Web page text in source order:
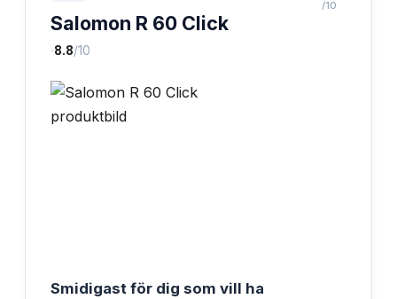
Salomon R 60 Click
·8.8/10
/10
Smidigast för dig som vill ha